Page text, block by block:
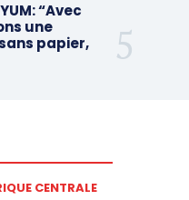
“Avec
une
papier,
CENTRALE